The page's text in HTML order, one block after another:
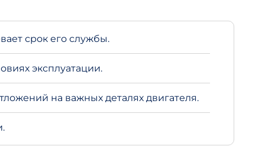
срок его службы.
эксплуатации.
на важных деталях двигателя.